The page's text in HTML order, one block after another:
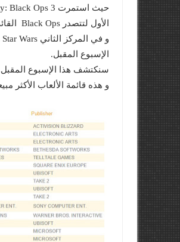
الأول لتتصدر Black Ops القائمة و يليها Star Wars و Fifa 16.
الإسبوع المقبل.
سنكتشف هذا الإسبوع
و هذه قائمة الألعاب الأكثر مبيعاً في